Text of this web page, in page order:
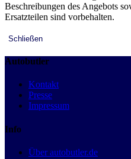
Beschreibungen des Angebots
Ersatzteilen sind vorbehalten.
Schließen
Autobutler
Kontakt
Presse
Impressum
Info
Über autobutler.de